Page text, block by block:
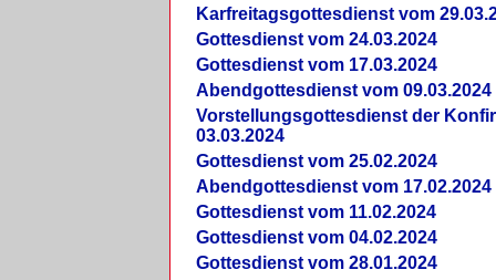
Karfreitagsgottesdienst vom
Gottesdienst vom 24.03.2024
Gottesdienst vom 17.03.2024
Abendgottesdienst vom 09.03.2024
Vorstellungsgottesdienst der
03.03.2024
Gottesdienst vom 25.02.2024
Abendgottesdienst vom 17.02.2024
Gottesdienst vom 11.02.2024
Gottesdienst vom 04.02.2024
Gottesdienst vom 28.01.2024